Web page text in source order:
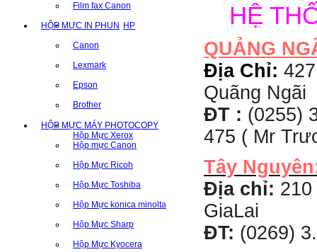
Film fax Canon
HỘP MỰC IN PHUN HP
Canon
Lexmark
Epson
Brother
HỘP MỰC MÁY PHOTOCOPY
Hộp Mực Xerox
Hộp mực Canon
Hộp Mực Ricoh
Hộp Mực Toshiba
Hộp Mực konica minolta
Hộp Mực Sharp
Hộp Mực Kyocera
HỆ
QUẢNG
Địa Chỉ:
Quãng Ngãi
ĐT : (0255)
475 ( Mr
Tây
Địa chỉ:
GiaLai
ĐT: (0269)